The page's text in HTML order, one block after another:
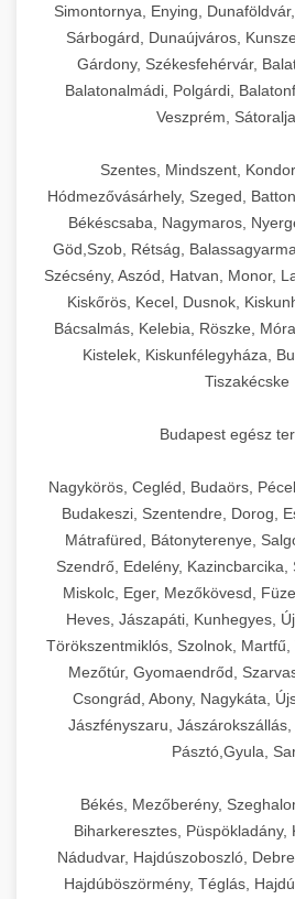
Simontornya, Enying,
Sárbogárd, Dunaújváros,
Gárdony, Székesfehérvár,
Balatonalmádi, Polgárdi,
Veszprém,
Szentes, Mindszent,
Hódmezővásárhely, Szeged,
Békéscsaba, Nagymaros,
Göd,Szob, Rétság,
Szécsény, Aszód, Hatvan, Monor,
Kiskőrös, Kecel, Dusnok,
Bácsalmás, Kelebia, Röszke,
Kistelek, Kiskunfélegyháza,
Tiszakécske
Budapest egész
Nagykörös, Cegléd, Budaörs,
Budakeszi, Szentendre, Dorog,
Mátrafüred, Bátonyterenye,
Szendrő, Edelény, Kazincbarcika,
Miskolc, Eger, Mezőkövesd,
Heves, Jászapáti, Kunhegyes,
Törökszentmiklós, Szolnok, Martfű,
Mezőtúr, Gyomaendrőd,
Csongrád, Abony, Nagykáta,
Jászfényszaru, Jászárokszállás,
Pásztó,Gyula,
Békés, Mezőberény,
Biharkeresztes, Püspökladány,
Nádudvar, Hajdúszoboszló,
Hajdúböszörmény, Téglás,